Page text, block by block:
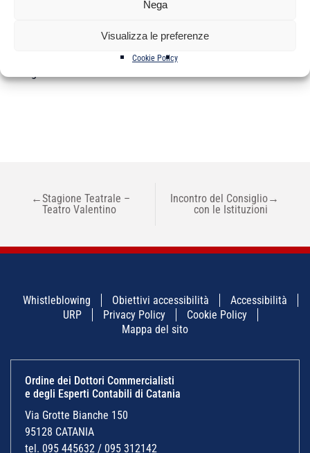
Nega
Visualizza le preferenze
Cookie Policy
NAVIGAZIONE
ARTICOLI
←Stagione Teatrale –
Teatro Valentino
Incontro del Consiglio
con le Istituzioni
→
Whistleblowing Obiettivi accessibilità
Accessibilità
URP
Privacy Policy
Cookie Policy
Mappa del sito
Ordine dei Dottori Commercialisti
e degli Esperti Contabili di Catania
Via Grotte Bianche 150
95128 CATANIA
tel. 095 445632 / 095 312142